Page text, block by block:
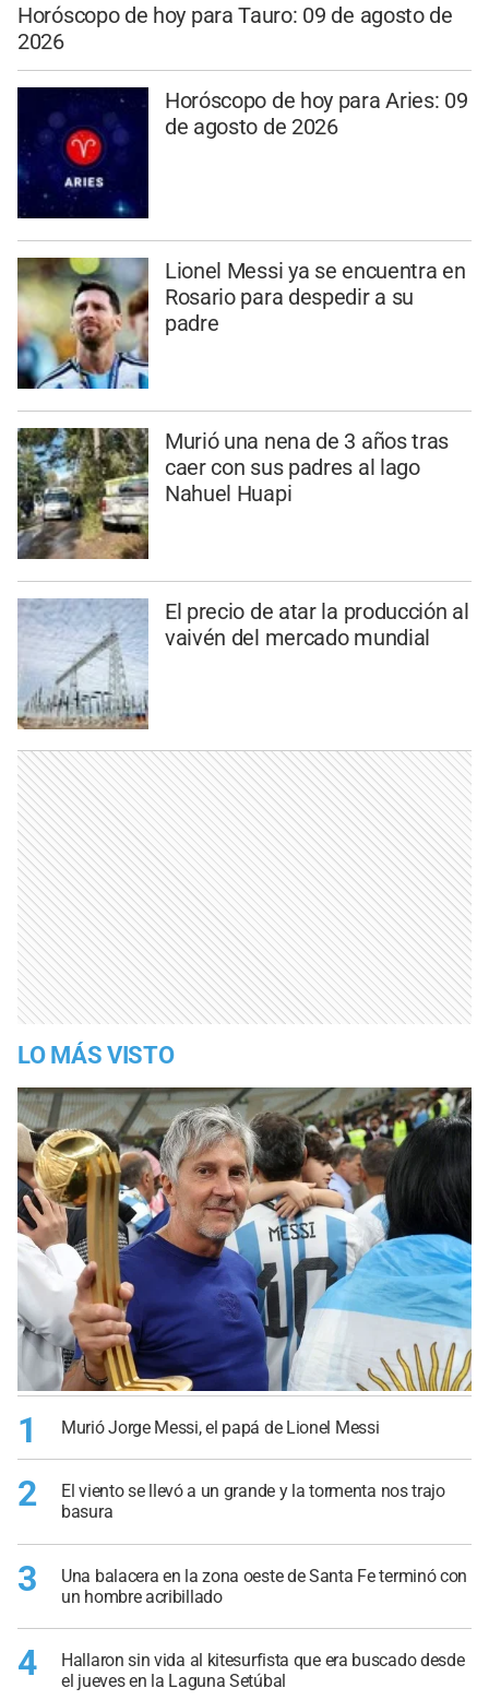
Horóscopo de hoy para Tauro: 09 de agosto de
2026
Horóscopo de hoy para Aries: 09
de agosto de 2026
Lionel Messi ya se encuentra en
Rosario para despedir a su
padre
Murió una nena de 3 años tras
caer con sus padres al lago
Nahuel Huapi
El precio de atar la producción al
vaivén del mercado mundial
LO MÁS VISTO
1 Murió Jorge Messi, el papá de Lionel Messi
2
El viento se llevó a un grande y la tormenta nos trajo
basura
3
Una balacera en la zona oeste de Santa Fe terminó con
un hombre acribillado
4
Hallaron sin vida al kitesurfista que era buscado desde
el jueves en la Laguna Setúbal